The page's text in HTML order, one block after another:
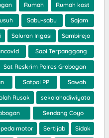
Rumah Rumah kost
Sabu-sabu Sajam
Saluran Irigasi Sambirejo
Sapi Terpanggang
Sat Reskrim Polres Grobogan
Satpol PP Sawah
Rusak sekolahadiwiyata
Sendang Coyo
motor Sertijab Sidak